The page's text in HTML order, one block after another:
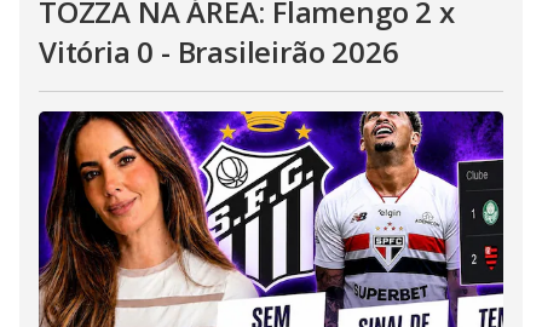
TOZZA NA ÁREA: Flamengo 2 x
Vitória 0 - Brasileirão 2026